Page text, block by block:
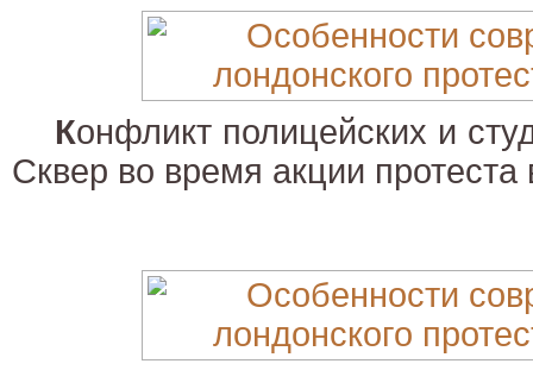
Конфликт полицейских и
Сквер во время акции